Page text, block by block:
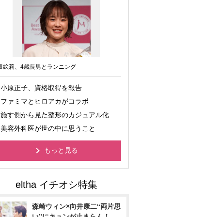
絵莉、4歳長男とランニング
小原正子、資格取得を報告
ファミマとヒロアカがコラボ
施す側から見た整形のカジュアル化
美容外科医が世の中に思うこと
もっと見る
森崎ウィン×向井康二“両片思